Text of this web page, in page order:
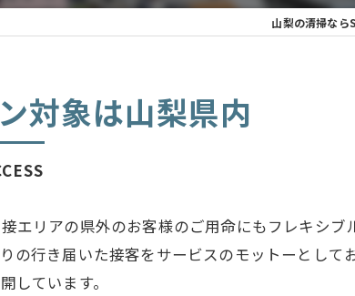
山梨の清掃なら
対象は山梨県内
エリアの県外のお客様のご用命にもフレキシブ
行き届いた接客をサービスのモットーとして
しています。